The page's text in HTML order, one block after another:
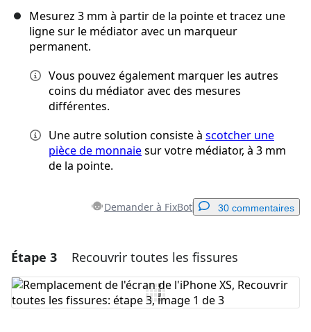
Mesurez 3 mm à partir de la pointe et tracez une
ligne sur le médiator avec un marqueur
permanent.
Vous pouvez également marquer les autres
coins du médiator avec des mesures
différentes.
Une autre solution consiste à scotcher une
pièce de monnaiesur votre médiator, à 3 mm
de la pointe.
Demander à FixBot 30 commentaires
Ajouter un commentaire
Ajouter un commentaire
Étape 3 Recouvrir toutes les fissures